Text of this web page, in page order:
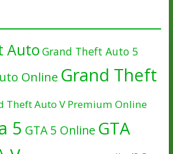
Auto Grand Theft Auto 5
Online Grand Theft
Theft Auto V Premium Online
5 GTA 5 Online GTA